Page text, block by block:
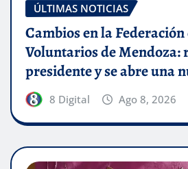
ÚLTIMAS NOTICIAS
Cambios en la
Voluntarios de Mendoza:
presidente y se abre una
8 Digital Ago 8, 2026